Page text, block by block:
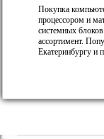
Покупка
процессором и
системных
ассортимент.
Екатеринбургу и